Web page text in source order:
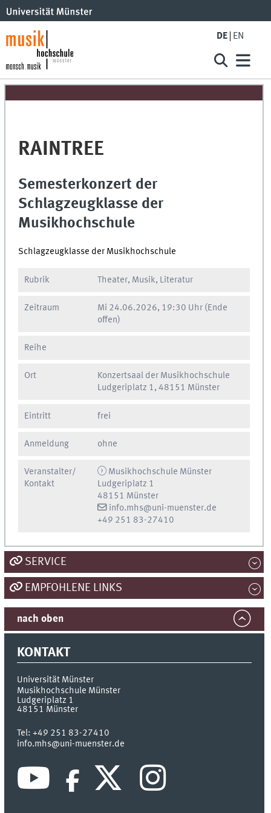
DE EN
RAINTREE
Semesterkonzert der
Schlagzeugklasse der
Musikhochschule
Schlagzeugklasse der Musikhochschule
Rubrik Theater, Musik, Literatur
Zeitraum Mi 24.06.2026, 19:30 Uhr (Ende
offen)
Reihe
Ort
Konzertsaal der Musikhochschule
Ludgeriplatz 1, 48151 Münster
Eintritt frei
Anmeldung ohne
Veranstalter/
Kontakt
Musikhochschule Münster
Ludgeriplatz 1
48151 Münster
info.mhs@uni-muenster.de
+49 251 83-27410
SERVICE
EMPFOHLENE LINKS
nach oben
KONTAKT
Universität Münster
Musikhochschule Münster
Ludgeriplatz 1
48151 Münster
Tel:+49 251 83-27410
info.mhs@uni-muenster.de